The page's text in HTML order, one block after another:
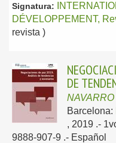
Signatura:
DÉVELOPPEMENT,
revista )
DE
Barcelona:
, 2019 .-
9888-907-9 .- Español